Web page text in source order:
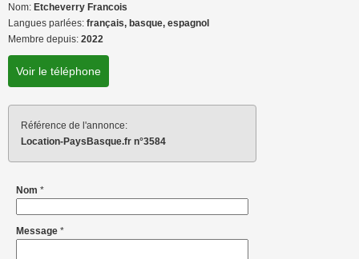
Nom: Etcheverry Francois
Langues parlées: français, basque, espagnol
Membre depuis: 2022
Voir le téléphone
Référence de l'annonce:
Location-PaysBasque.fr n°3584
Nom *
Message *